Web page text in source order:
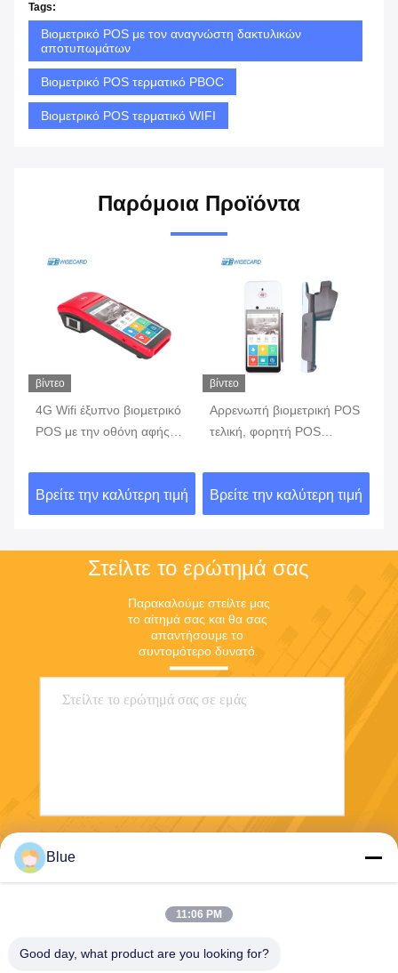
Tags:
Βιομετρικό POS με τον αναγνώστη δακτυλικών
αποτυπωμάτων
Βιομετρικό POS τερματικό PBOC
Βιομετρικό POS τερματικό WIFI
Παρόμοια Προϊόντα
βίντεο
4G Wifi έξυπνο βιομετρικό
POS με την οθόνη αφής
αποτυπωμάτων
Βρείτε την καλύτερη τιμή
βίντεο
Αρρενωπή βιομετρική POS
τελική, φορητή POS
ενσωματωμένη την
εκτυπωτής μπαταρία
Βρείτε την καλύτερη τιμή
Στείλτε το ερώτημά σας
Παρακαλούμε στείλτε μας
το αίτημά σας και θα σας
απαντήσουμε το
συντομότερο δυνατό.
Blue
11:06 PM
Good day, what product are you looking for?